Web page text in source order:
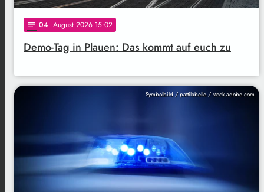
notes 04. August 2026 15:02
Demo-Tag in Plauen: Das kommt auf euch zu
Symbolbild / pattilabelle / stock.adobe.com